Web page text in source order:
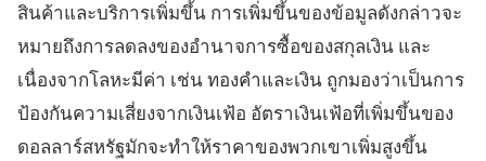
สินค้าและบริการเพิ่มขึ้น การเพิ่มขึ้นของข้อมูลดังกล่าวจะ
หมายถึงการลดลงของอำนาจการซื้อของสกุลเงิน และ
เนื่องจากโลหะมีค่า เช่น ทองคำและเงิน ถูกมองว่าเป็นการ
ป้องกันความเสี่ยงจากเงินเฟ้อ อัตราเงินเฟ้อที่เพิ่มขึ้นของ
ดอลลาร์สหรัฐมักจะทำให้ราคาของพวกเขาเพิ่มสูงขึ้น